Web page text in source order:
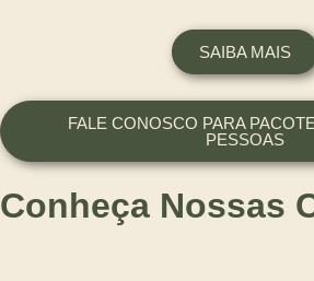
SAIBA MAIS
FALE CONOSCO PARA
PESSOAS
Conheça Nossas